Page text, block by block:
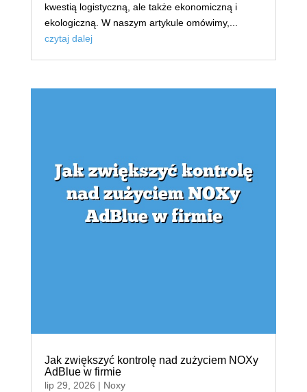
kwestią logistyczną, ale także ekonomiczną i
ekologiczną. W naszym artykule omówimy,...
czytaj dalej
Jak zwiększyć kontrolę nad zużyciem NOXy
AdBlue w firmie
lip 29, 2026 | Noxy